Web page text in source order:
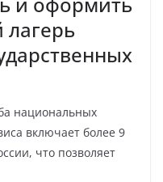
лагерь
национальных
включает более 9
что позволяет